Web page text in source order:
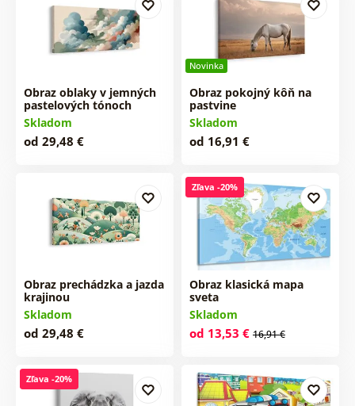
Obraz oblaky v jemných
pastelových tónoch
Skladom
od 29,48 €
Novinka
Obraz pokojný kôň na
pastvine
Skladom
od 16,91 €
Obraz prechádzka a jazda
krajinou
Skladom
od 29,48 €
Zľava -20%
Obraz klasická mapa
sveta
Skladom
od 13,53 € 16,91 €
Zľava -20%